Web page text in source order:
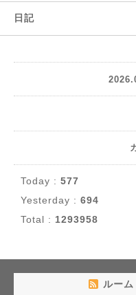
日記
Today : 577
Yesterday : 694
Total : 1293958
ルー